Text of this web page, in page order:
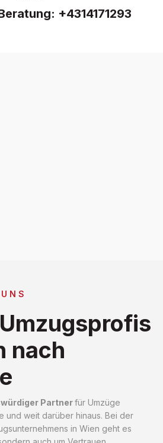
+4314171293
nach
Partnerfür Umzüge
und weit darüber hinaus. Bei der
in Wien geht es